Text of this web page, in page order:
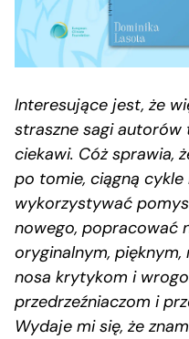
Interesujące jest, że
straszne sagi autorów
ciekawi. Cóż sprawia,
po tomie, ciągną
wykorzystywać
nowego, popracować
oryginalnym, pięknym,
nosa krytykom i
przedrzeźniaczom i
Wydaje mi się, że